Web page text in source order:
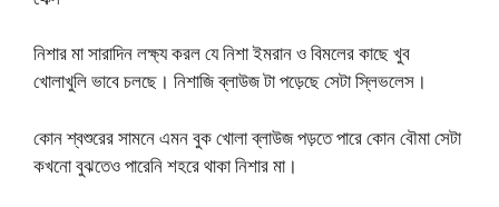
নিশার মা সারাদিন লক্ষ্য করল যে নিশা ইমরান ও বিমলের কাছে খুব
খোলাখুলি ভাবে চলছে। নিশাজি ব্লাউজ টা পড়েছে সেটা স্লিভলেস।
কোন শ্বশুরের সামনে এমন বুক খোলা ব্লাউজ পড়তে পারে কোন বৌমা সেটা
কখনো বুঝতেও পারেনি শহরে থাকা নিশার মা।